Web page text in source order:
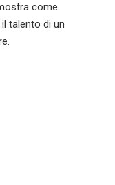
come
talento di un